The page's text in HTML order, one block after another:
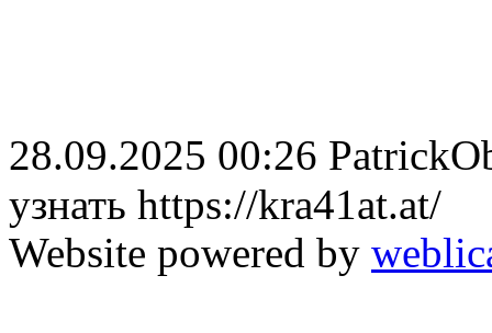
28.09.2025 00:26
узнать https://kra41at.at/
Website powered by